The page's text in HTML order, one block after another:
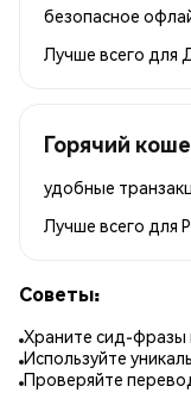
безопасное
Лучше всего для
Горячий
удобные
Лучше всего для
Советы:
Храните сид-фразы
Используйте
Проверяйте